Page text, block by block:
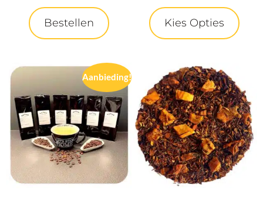
Bestellen Kies Opties
Aanbieding!